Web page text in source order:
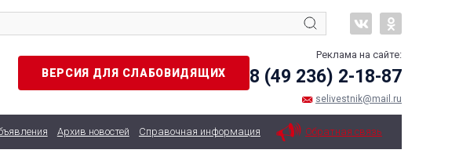
ВЕРСИЯ ДЛЯ СЛАБОВИДЯЩИХ
Реклама на сайте:
8 (49 236) 2-18-87
selivestnik@mail.ru
Архив новостей Справочная информация Обратная связь